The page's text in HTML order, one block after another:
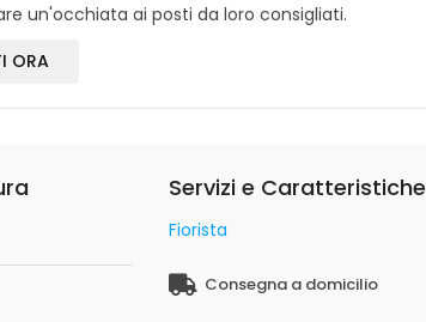
un'occhiata ai posti da loro consigliati.
ORA
Servizi e Caratteristiche
Fiorista
Consegna a domicilio